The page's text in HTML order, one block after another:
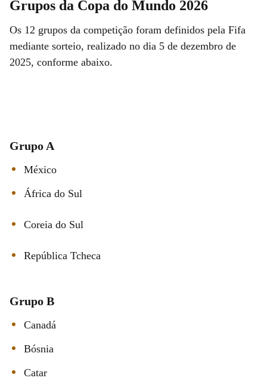
Grupos da Copa do Mundo 2026
Os 12 grupos da competição foram definidos pela Fifa
mediante sorteio, realizado no dia 5 de dezembro de
2025, conforme abaixo.
Grupo A
México
África do Sul
Coreia do Sul
República Tcheca
Grupo B
Canadá
Bósnia
Catar